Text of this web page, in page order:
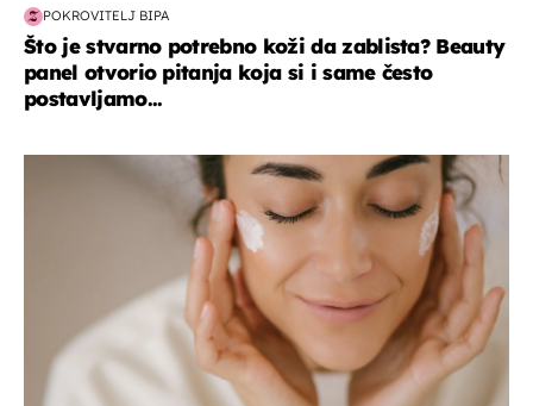
POKROVITELJ BIPA
Što je stvarno potrebno koži da zablista? Beauty
panel otvorio pitanja koja si i same često
postavljamo...
moda & ljepota